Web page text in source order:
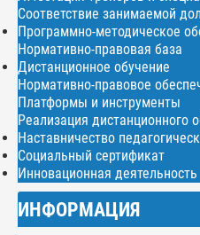
Соответствие занимаемой
Программно-методическое
Нормативно-правовая база
Дистанционное обучение
Нормативно-правовое
Платформы и инструменты
Реализация дистанционного
Наставничество
Социальный сертификат
Инновационная деятельность
ИНФОРМАЦИЯ